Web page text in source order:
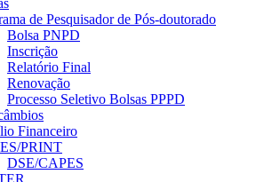
de Pesquisador de Pós-doutorado
Bolsa PNPD
Inscrição
Relatório Final
Renovação
Processo Seletivo Bolsas PPPD
Financeiro
PRINT
DSE/CAPES